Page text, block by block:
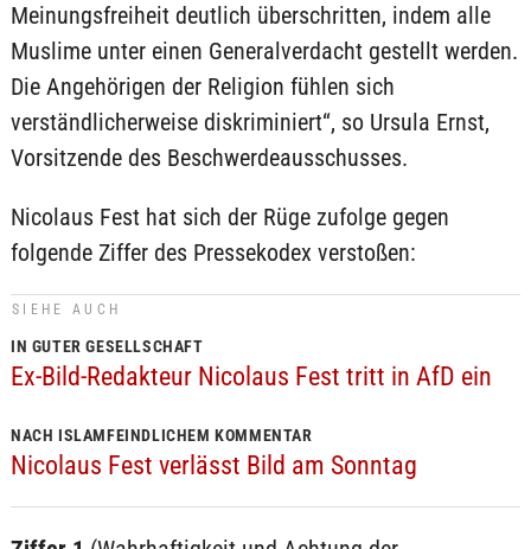
Meinungsfreiheit deutlich überschritten, indem alle
Muslime unter einen Generalverdacht gestellt werden.
Die Angehörigen der Religion fühlen sich
verständlicherweise diskriminiert“, so Ursula Ernst,
Vorsitzende des Beschwerdeausschusses.
Nicolaus Fest hat sich der Rüge zufolge gegen
folgende Ziffer des Pressekodex verstoßen:
SIEHE AUCH
IN GUTER GESELLSCHAFT
Ex-Bild-Redakteur Nicolaus Fest tritt in AfD ein
NACH ISLAMFEINDLICHEM KOMMENTAR
Nicolaus Fest verlässt Bild am Sonntag